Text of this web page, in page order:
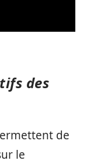
des
de
le